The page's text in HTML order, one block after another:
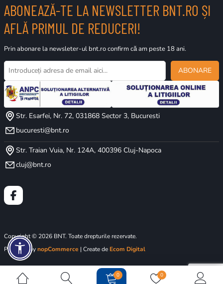
0
0
ABONEAZĂ-TE LA NEWSLETTER BNT.RO ȘI
AFLĂ PRIMUL DE REDUCERI!
Prin abonare la newsleter-ul bnt.ro confirm că am peste 18 ani.
ABONARE
Str. Esarfei, Nr. 72, 031868 Sector 3, Bucuresti
bucuresti@bnt.ro
Str. Traian Vuia, Nr. 124A, 400396 Cluj-Napoca
cluj@bnt.ro
Copyright © 2026 BNT. Toate drepturile rezervate.
Powered bynopCommerce | Create de Ecom Digital